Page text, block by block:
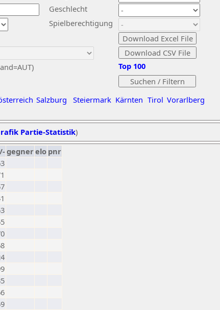
Geschlecht
Spielberechtigung
Salzburg Steiermark Kärnten Tirol Vorarlberg
Top 100
Partie-Statistik)
gegnerelo pnr